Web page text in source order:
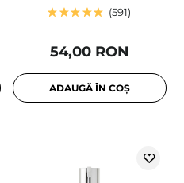
591
54,00 RON
ADAUGĂ ÎN COȘ